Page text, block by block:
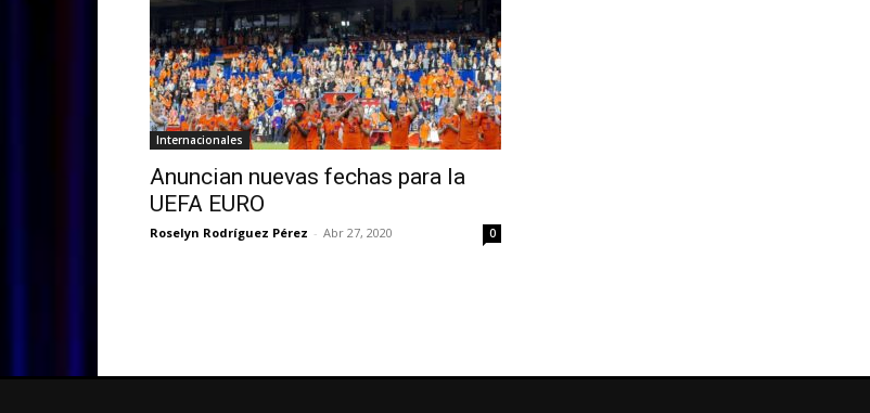
Internacionales
Anuncian nuevas fechas para la
UEFA EURO
Roselyn Rodríguez Pérez - Abr 27, 2020 0